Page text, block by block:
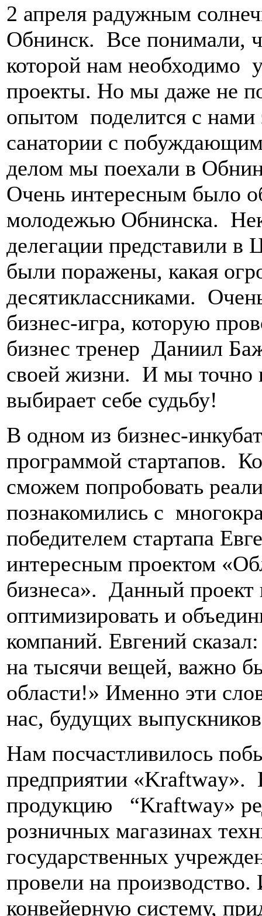
2 апреля радужным
Обнинск. Все понимали,
которой нам необходимо
проекты. Но мы даже не
опытом поделится с нами
санатории с
делом мы поехали в
Очень интересным было
молодежью Обнинска.
делегации представили в
были поражены, какая
десятиклассниками.
бизнес-игра, которую
бизнес тренер Даниил
своей жизни. И мы точно
выбирает себе судьбу!
В одном из бизнес-
программой стартапов.
сможем попробовать
познакомились с
победителем стартапа
интересным проектом
бизнеса». Данный проект
оптимизировать и
компаний. Евгений
на тысячи вещей, важно
области!» Именно эти
нас, будущих
Нам посчастливилось
предприятии «Kraftway».
продукцию “Kraftway»
розничных магазинах
государственных
провели на
конвейерную систему,